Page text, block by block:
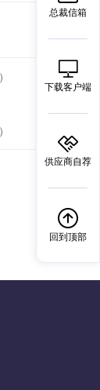
总裁信箱
下载客户端
供应商自荐
回到顶部